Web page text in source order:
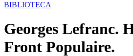
BIBLIOTECA
Georges Lefranc.
Front Populaire.